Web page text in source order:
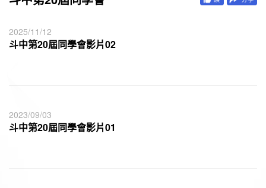
2025/11/12
斗中第20屆同學會影片02
2023/09/03
斗中第20屆同學會影片01